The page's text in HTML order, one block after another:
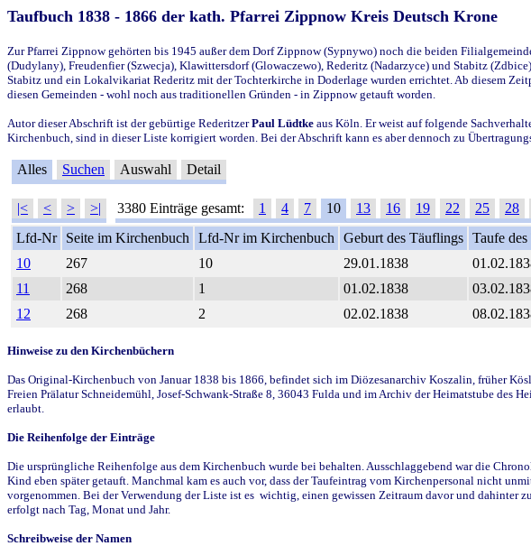
Taufbuch 1838 - 1866 der kath. Pfarrei Zippnow Kreis Deutsch Krone
Zur Pfarrei Zippnow gehörten bis 1945 außer dem Dorf Zippnow (Sypnywo) noch die beiden
(Dudylany), Freudenfier (Szwecja), Klawittersdorf (Glowaczewo), Rederitz (Nadarzyce) und Stabitz
Stabitz und ein Lokalvikariat Rederitz mit der Tochterkirche in Doderlage wurden errichtet. Ab diesem
diesen Gemeinden - wohl noch aus traditionellen Gründen - in Zippnow getauft worden.
Autor dieser Abschrift ist der gebürtige RederitzerPaul Lüdtke aus Köln. Er weist auf folgende
Kirchenbuch, sind in dieser Liste korrigiert worden. Bei der Abschrift kann es aber dennoch zu
Alles Suchen Auswahl Detail
|< < > >| 3380 Einträge gesamt: 1 4 7 10 13 16 19 22 25 28
Lfd-Nr
Seite im Kirchenbuch Lfd-Nr im Kirchenbuch Geburt des Täuflings Taufe
10
267 10 29.01.1838
11
268 1 01.02.1838
12
268 2 02.02.1838
Hinweise zu den Kirchenbüchern
Das Original-Kirchenbuch von Januar 1838 bis 1866, befindet sich im Diözesanarchiv Koszalin, früher
Freien Prälatur Schneidemühl, Josef-Schwank-Straße 8, 36043 Fulda und im Archiv der Heimatstube des
erlaubt.
Die Reihenfolge der Einträge
Die ursprüngliche Reihenfolge aus dem Kirchenbuch wurde bei behalten. Ausschlaggebend war die
Kind eben später getauft. Manchmal kam es auch vor, dass der Taufeintrag vom Kirchenpersonal nicht
vorgenommen. Bei der Verwendung der Liste ist es wichtig, einen gewissen Zeitraum davor und dahinter
erfolgt nach Tag, Monat und Jahr.
Schreibweise der Namen